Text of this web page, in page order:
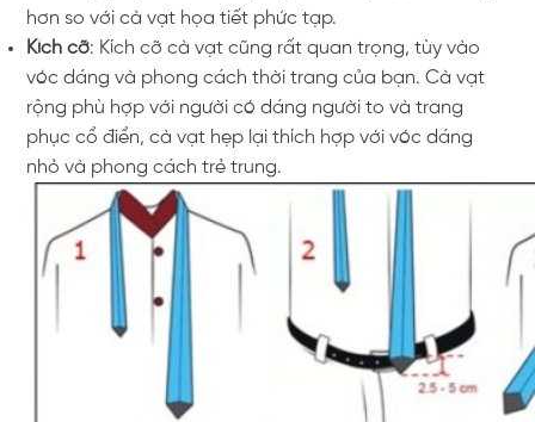
hơn so với cà vạt họa tiết phức tạp.
Kích cỡ: Kích cỡ cà vạt cũng rất quan trọng, tùy vào
vóc dáng và phong cách thời trang của bạn. Cà vạt
rộng phù hợp với người có dáng người to và trang
phục cổ điển, cà vạt hẹp lại thích hợp với vóc dáng
nhỏ và phong cách trẻ trung.